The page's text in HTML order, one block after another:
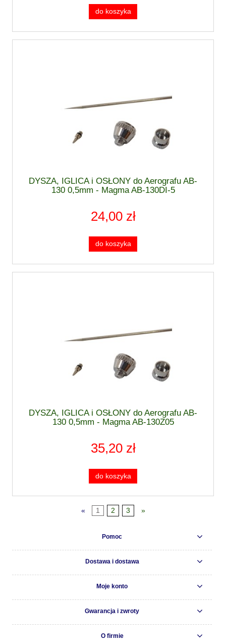
do koszyka
DYSZA, IGLICA i OSŁONY do Aerografu AB-
130 0,5mm - Magma AB-130DI-5
24,00 zł
do koszyka
DYSZA, IGLICA i OSŁONY do Aerografu AB-
130 0,5mm - Magma AB-130Z05
35,20 zł
do koszyka
« 1 2 3 »
Pomoc
Dostawa i dostawa
Moje konto
Gwarancja i zwroty
O firmie